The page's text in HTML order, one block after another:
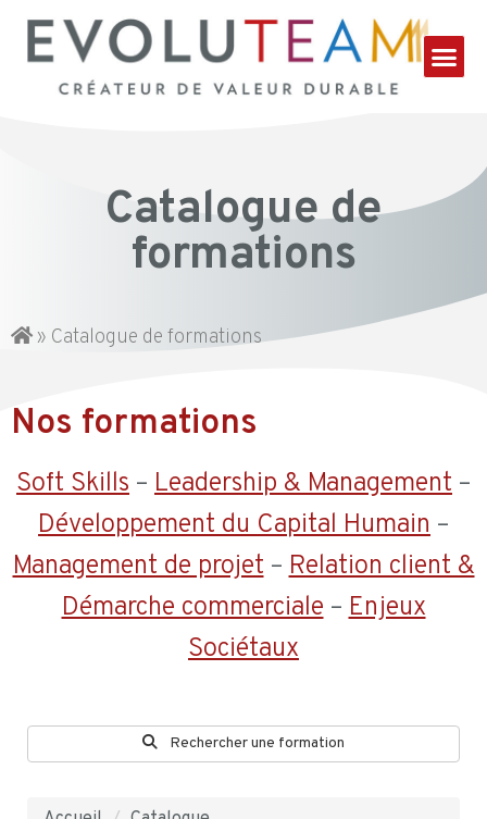
Catalogue de
formations
» Catalogue de formations
Nos formations
Soft Skills – Leadership & Management –
Développement du Capital Humain –
Management de projet–Relation client &
Démarche commerciale–Enjeux
Sociétaux
Rechercher une formation